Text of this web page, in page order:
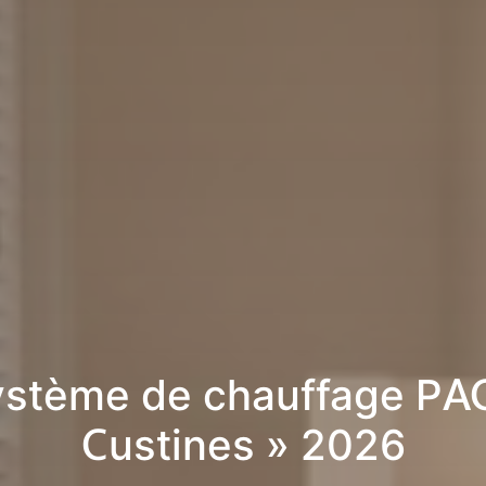
de chauffage
Custines » 2026